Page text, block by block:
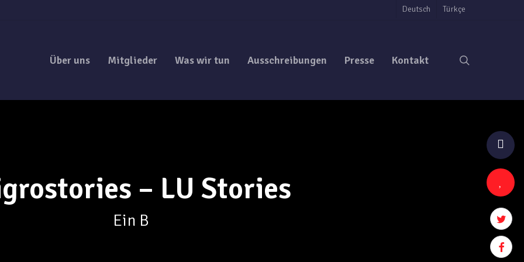
twitter
Deutsch Türkçe
Über uns Mitglieder Was wir tun Ausschreibungen Presse Kontakt
– LU Stories
Ein B